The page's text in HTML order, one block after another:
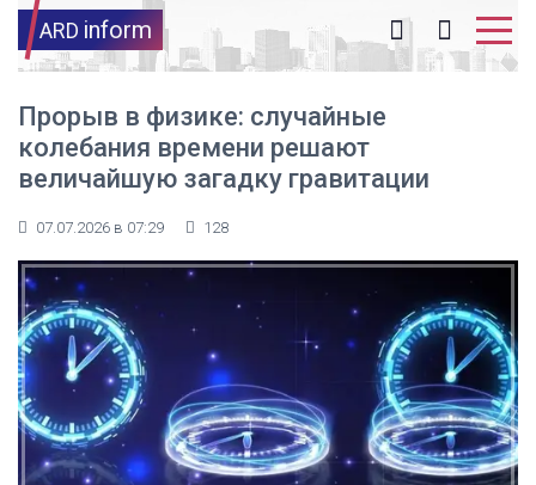
ARD inform
Прорыв в физике: случайные
колебания времени решают
величайшую загадку гравитации
07.07.2026 в 07:29 128